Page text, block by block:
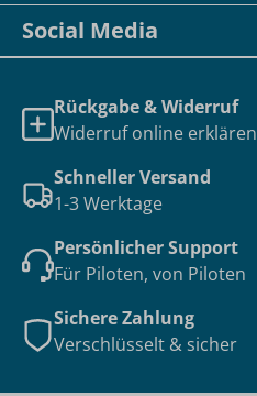
Social Media
Rückgabe & Widerruf
Widerruf online erklären
Schneller Versand
1-3 Werktage
Persönlicher Support
Für Piloten, von Piloten
Sichere Zahlung
Verschlüsselt & sicher